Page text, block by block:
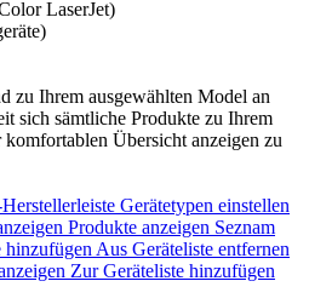
LaserJet)
zu Ihrem ausgewählten Model an
sich sämtliche Produkte zu Ihrem
Übersicht anzeigen zu
Gerätetypen einstellen
Produkte anzeigen Seznam
hinzufügen Aus Geräteliste entfernen
Zur Geräteliste hinzufügen